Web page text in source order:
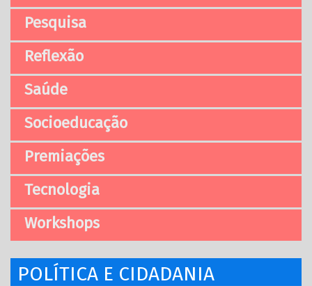
Pesquisa
Reflexão
Saúde
Socioeducação
Premiações
Tecnologia
Workshops
POLÍTICA E CIDADANIA